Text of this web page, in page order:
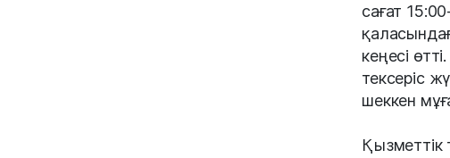
сағат
кеңесі
тексеріс
шеккен
Қызметтік